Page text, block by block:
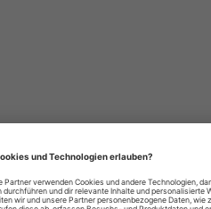
Einstellungen